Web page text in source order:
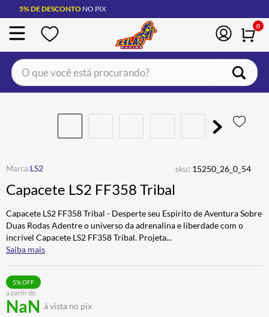
5% DE DESCONTO NO PIX
0
O que você está procurando?
LS2 sku: 15250_26_0_54
Capacete LS2 FF358 Tribal
Capacete LS2 FF358 Tribal - Desperte seu Espírito de Aventura Sobre
Duas Rodas Adentre o universo da adrenalina e liberdade com o
incrível Capacete LS2 FF358 Tribal. Projeta...
Saiba mais
a partir de:
NaN à vista no pix
5% OFF
CAPACETE LS2
BOTA
6º BAU
7º CALÇA
8º ALPINESTAR
9º
10º BOTAS